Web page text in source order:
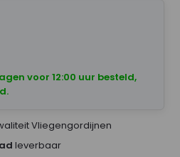
voor 12:00 uur besteld,
Vliegengordijnen
leverbaar